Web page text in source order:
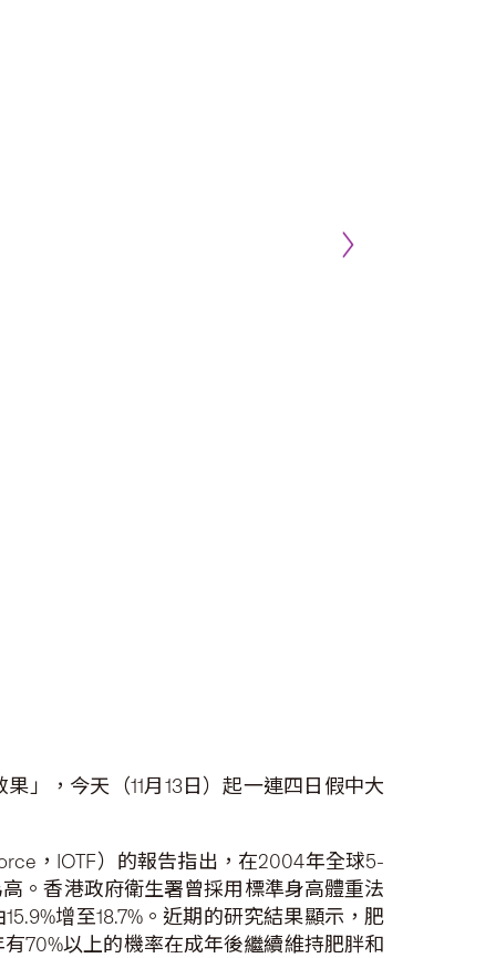
」，今天（11月13日）起一連四日假中大
，IOTF）的報告指出，在2004年全球5-
。香港政府衛生署曾採用標準身高體重法
增至18.7%。近期的研究結果顯示，肥
70%以上的機率在成年後繼續維持肥胖和